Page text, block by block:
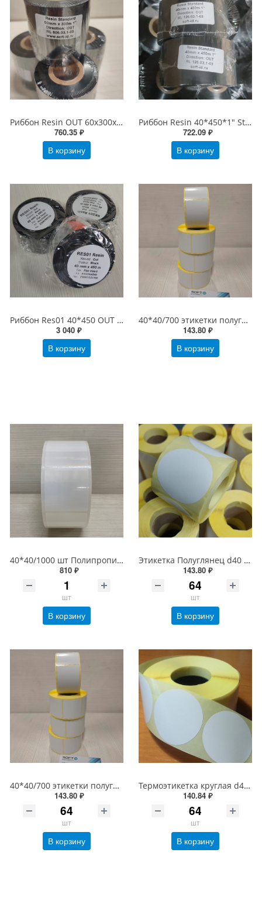
Риббон Resin OUT 60х300х1" Standard Черный
760.35 ₽
В корзину
Риббон Resin 40*450*1" Standart OUT Черный
722.09 ₽
В корзину
Риббон Res01 40*450 OUT Resin Premium Черный
3 040 ₽
В корзину
40*40/700 этикетки полуглянцевые Белые бумажные (этикетка 40 х 40)
143.80 ₽
В корзину
40*40/1000 шт Полипропилен Этикетка Глянец Белый с усил. адгезивом PP (40 40 PP Tyre)
810 ₽
шт
В корзину
Этикетка Полуглянец d40 мм/700 шт, втулка 40 мм, Круглая Белая бумажная
143.80 ₽
шт
В корзину
40*40/700 этикетки полуглянцевые Белые бумажные (этикетка 40 х 40)
143.80 ₽
шт
В корзину
Термоэтикетка круглая d40 мм/700 шт. Эко (Бирка круг 40мм)
140.84 ₽
шт
В корзину